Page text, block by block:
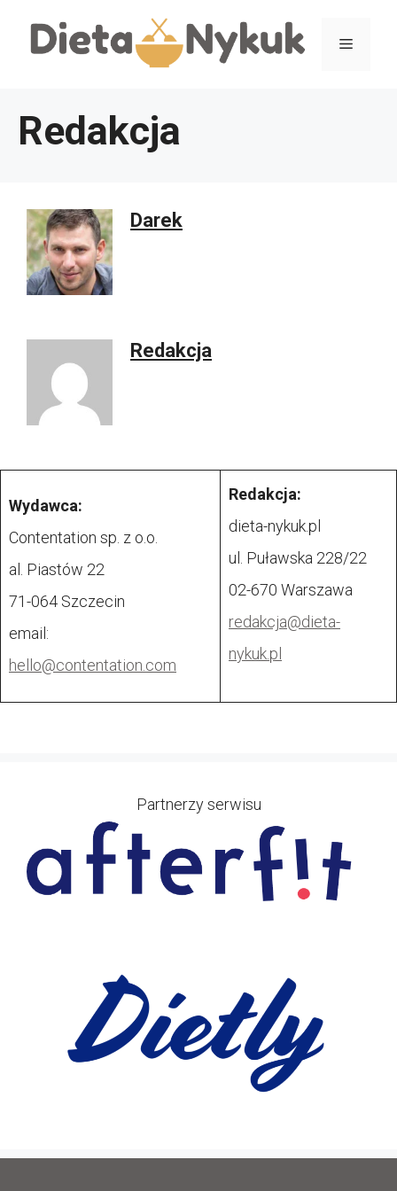
Menu
Redakcja
Darek
Redakcja
Wydawca:
Contentation sp. z o.o.
al. Piastów 22
71-064 Szczecin
email:
hello@contentation.com
Redakcja:
dieta-nykuk.pl
ul. Puławska 228/22
02-670 Warszawa
redakcja@dieta-
nykuk.pl
Partnerzy serwisu